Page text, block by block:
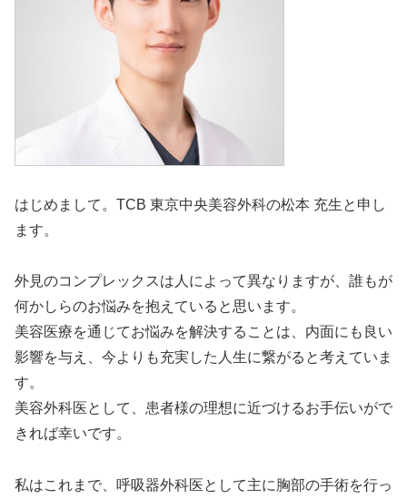
はじめまして。TCB 東京中央美容外科の松本 充生と申し
ます。
外見のコンプレックスは人によって異なりますが、誰もが
何かしらのお悩みを抱えていると思います。
美容医療を通じてお悩みを解決することは、内面にも良い
影響を与え、今よりも充実した人生に繋がると考えていま
す。
美容外科医として、患者様の理想に近づけるお手伝いがで
きれば幸いです。
私はこれまで、呼吸器外科医として主に胸部の手術を行っ